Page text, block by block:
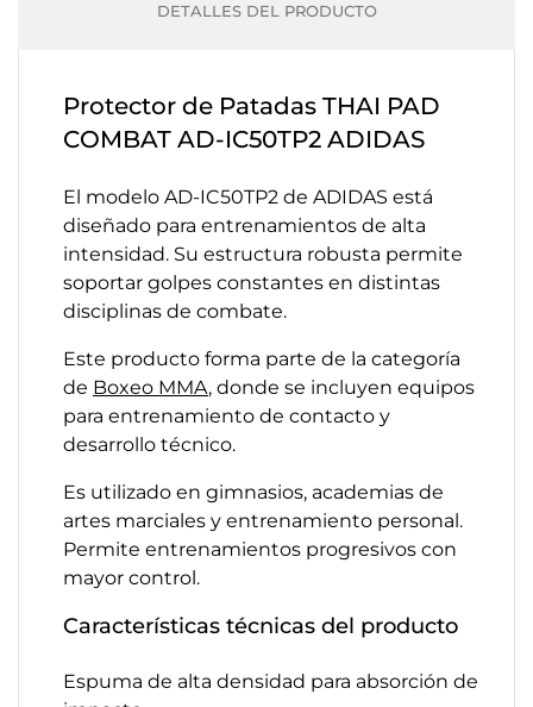
DETALLES DEL PRODUCTO
Protector de Patadas THAI PAD
COMBAT AD-IC50TP2 ADIDAS
El modelo AD-IC50TP2 de ADIDAS está
diseñado para entrenamientos de alta
intensidad. Su estructura robusta permite
soportar golpes constantes en distintas
disciplinas de combate.
Este producto forma parte de la categoría
de Boxeo MMA, donde se incluyen equipos
para entrenamiento de contacto y
desarrollo técnico.
Es utilizado en gimnasios, academias de
artes marciales y entrenamiento personal.
Permite entrenamientos progresivos con
mayor control.
Características técnicas del producto
Espuma de alta densidad para absorción de